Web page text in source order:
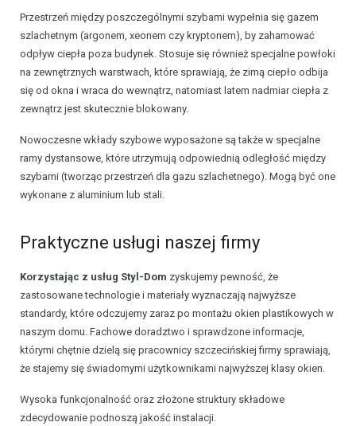
Przestrzeń między poszczególnymi szybami wypełnia się gazem
szlachetnym (argonem, xeonem czy kryptonem), by zahamować
odpływ ciepła poza budynek. Stosuje się również specjalne powłoki
na zewnętrznych warstwach, które sprawiają, że zimą ciepło odbija
się od okna i wraca do wewnątrz, natomiast latem nadmiar ciepła z
zewnątrz jest skutecznie blokowany.
Nowoczesne wkłady szybowe wyposażone są także w specjalne
ramy dystansowe, które utrzymują odpowiednią odległość między
szybami (tworząc przestrzeń dla gazu szlachetnego). Mogą być one
wykonane z aluminium lub stali.
Praktyczne usługi naszej firmy
Korzystając z usług Styl-Dom zyskujemy pewność, że
zastosowane technologie i materiały wyznaczają najwyższe
standardy, które odczujemy zaraz po montażu okien plastikowych w
naszym domu. Fachowe doradztwo i sprawdzone informacje,
którymi chętnie dzielą się pracownicy szczecińskiej firmy sprawiają,
że stajemy się świadomymi użytkownikami najwyższej klasy okien.
Wysoka funkcjonalność oraz złożone struktury składowe
zdecydowanie podnoszą jakość instalacji.